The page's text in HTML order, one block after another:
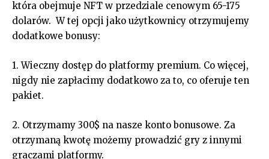
która obejmuje NFT w przedziale cenowym 65-175
dolarów. W tej opcji jako użytkownicy otrzymujemy
dodatkowe bonusy:
1. Wieczny dostęp do platformy premium. Co więcej,
nigdy nie zapłacimy dodatkowo za to, co oferuje ten
pakiet.
2. Otrzymamy 300$ na nasze konto bonusowe. Za
otrzymaną kwotę możemy prowadzić gry z innymi
graczami platformy.